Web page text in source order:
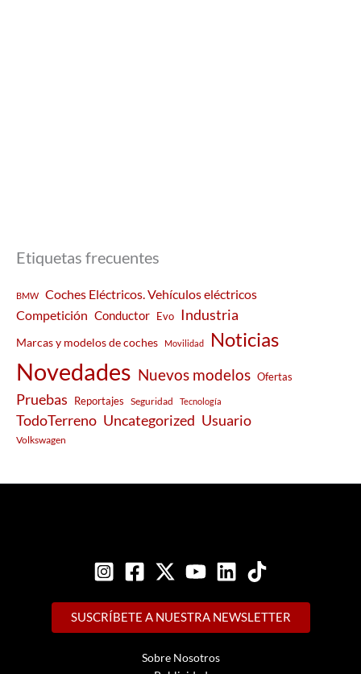
Etiquetas frecuentes
BMW
Coches Eléctricos. Vehículos eléctricos
Competición Conductor Evo Industria
Marcas y modelos de coches Movilidad Noticias
Novedades Nuevos modelos Ofertas
Pruebas Reportajes Seguridad Tecnología
TodoTerreno Uncategorized Usuario
Volkswagen
SUSCRÍBETE A NUESTRA NEWSLETTER
Sobre Nosotros